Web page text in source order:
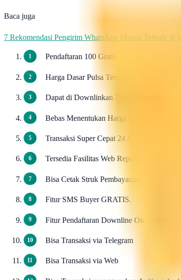
Baca juga
7 Rekomendasi Pengirim WhatsApp Massal Terbaik di
Pendaftaran 100 Gratis.
Harga Dasar Pulsa Termurah / Grosir.
Dapat di Downlinkan Tidak Terbatas.
Bebas Menentukan Harga Ke Downline.
Transaksi Super Cepat 24 Jam Non Stop.
Tersedia Fasilitas Web Report.
Bisa Cetak Struk Pembayaran.
Fitur SMS Buyer GRATIS.
Fitur Pendaftaran Downline Otomatis /
Bisa Transaksi via Telegram
Bisa Transaksi via Web